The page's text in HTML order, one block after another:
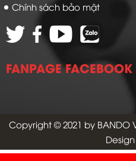
Chính sách bảo mật
FANPAGE FACEBOOK
Copyright © 2021 by BANDO
Design